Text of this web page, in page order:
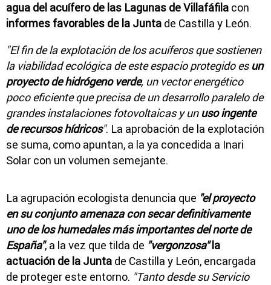
agua del acuífero de las Lagunas de Villafáfila con
informes favorables de la Junta de Castilla y León.
"El fin de la explotación de los acuíferos que sostienen
la viabilidad ecológica de este espacio protegido esun
proyecto de hidrógeno verde, un vector energético
poco eficiente que precisa de un desarrollo paralelo de
grandes instalaciones fotovoltaicas y un uso ingente
de recursos hídricos". La aprobación de la explotación
se suma, como apuntan, a la ya concedida a Inari
Solar con un volumen semejante.
La agrupación ecologista denuncia que "el proyecto
en su conjunto amenaza con secar definitivamente
uno de los humedales más importantes del norte de
España", a la vez que tilda de "vergonzosa"la
actuación de la Junta de Castilla y León, encargada
de proteger este entorno. "Tanto desde su Servicio